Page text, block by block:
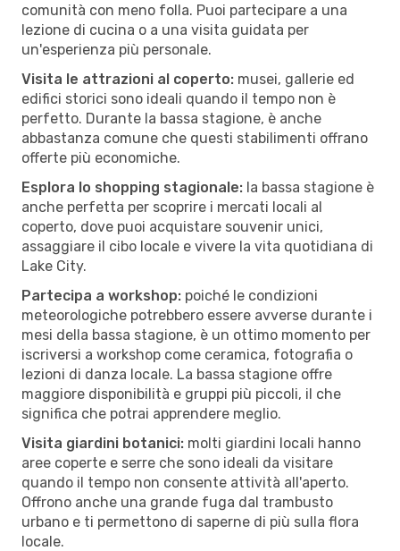
comunità con meno folla. Puoi partecipare a una
lezione di cucina o a una visita guidata per
un'esperienza più personale.
Visita le attrazioni al coperto: musei, gallerie ed
edifici storici sono ideali quando il tempo non è
perfetto. Durante la bassa stagione, è anche
abbastanza comune che questi stabilimenti offrano
offerte più economiche.
Esplora lo shopping stagionale: la bassa stagione è
anche perfetta per scoprire i mercati locali al
coperto, dove puoi acquistare souvenir unici,
assaggiare il cibo locale e vivere la vita quotidiana di
Lake City.
Partecipa a workshop: poiché le condizioni
meteorologiche potrebbero essere avverse durante i
mesi della bassa stagione, è un ottimo momento per
iscriversi a workshop come ceramica, fotografia o
lezioni di danza locale. La bassa stagione offre
maggiore disponibilità e gruppi più piccoli, il che
significa che potrai apprendere meglio.
Visita giardini botanici: molti giardini locali hanno
aree coperte e serre che sono ideali da visitare
quando il tempo non consente attività all'aperto.
Offrono anche una grande fuga dal trambusto
urbano e ti permettono di saperne di più sulla flora
locale.